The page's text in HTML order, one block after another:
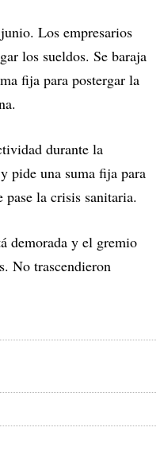
Los empresarios
los sueldos. Se baraja
fija para postergar la
durante la
pide una suma fija para
pase la crisis sanitaria.
demorada y el gremio
No trascendieron